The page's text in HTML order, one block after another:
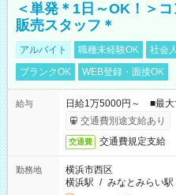
＜単発＊1日～OK！＞
販売スタッフ＊
アルバイト 職種未経験OK 社会
ブランクOK
WEB登録・面接OK
給与
日給1万5000円～ ■最大
交通費別途支給あり
交通費 交通費規定支給
勤務地
横浜市西区
横浜駅 / みなとみらい駅